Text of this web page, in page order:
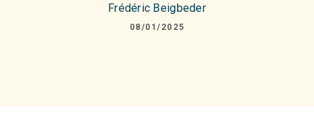
Frédéric Beigbeder
08/01/2025